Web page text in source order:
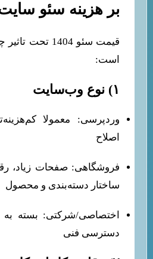
بر هزینه سئو
قیمت سئو 1404
است:
۱) نوع وب‌سایت
وردپرسی: معمولا
اصلاح
فروشگاهی: صفحات زیاد،
ساختار دسته‌بندی و محصول
اختصاصی/شرکتی: بسته
دسترسی فنی